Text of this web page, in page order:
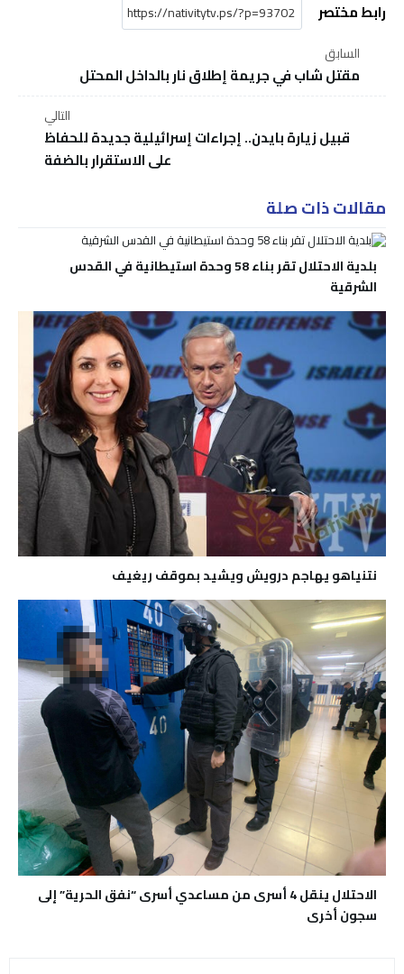
رابط مختصر
السابق
مقتل شاب في جريمة إطلاق نار بالداخل المحتل
التالي
قبيل زيارة بايدن.. إجراءات إسرائيلية جديدة للحفاظ
على الاستقرار بالضفة
مقالات ذات صلة
بلدية الاحتلال تقر بناء 58 وحدة استيطانية في القدس
الشرقية
نتنياهو يهاجم درويش ويشيد بموقف ريغيف
الاحتلال ينقل 4 أسرى من مساعدي أسرى “نفق الحرية” إلى
سجون أخرى